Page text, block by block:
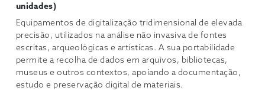
unidades)
Equipamentos de digitalização tridimensional de elevada
precisão, utilizados na análise não invasiva de fontes
escritas, arqueológicas e artísticas. A sua portabilidade
permite a recolha de dados em arquivos, bibliotecas,
museus e outros contextos, apoiando a documentação,
estudo e preservação digital de materiais.